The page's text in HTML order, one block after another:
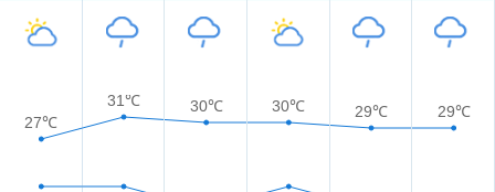
27℃
31℃ 30℃ 30℃ 29℃ 29℃